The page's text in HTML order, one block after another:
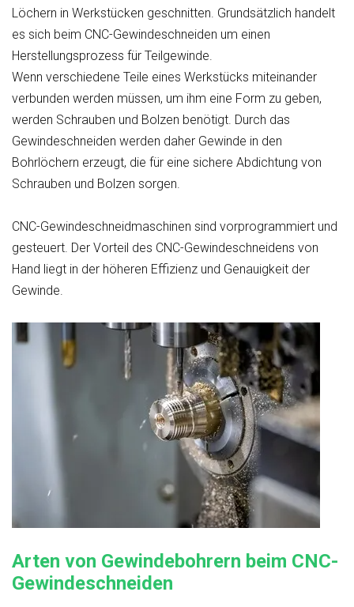
Löchern in Werkstücken geschnitten. Grundsätzlich handelt
es sich beim CNC-Gewindeschneiden um einen
Herstellungsprozess für Teilgewinde.
Wenn verschiedene Teile eines Werkstücks miteinander
verbunden werden müssen, um ihm eine Form zu geben,
werden Schrauben und Bolzen benötigt. Durch das
Gewindeschneiden werden daher Gewinde in den
Bohrlöchern erzeugt, die für eine sichere Abdichtung von
Schrauben und Bolzen sorgen.
CNC-Gewindeschneidmaschinen sind vorprogrammiert und
gesteuert. Der Vorteil des CNC-Gewindeschneidens von
Hand liegt in der höheren Effizienz und Genauigkeit der
Gewinde.
Arten von Gewindebohrern beim CNC-
Gewindeschneiden